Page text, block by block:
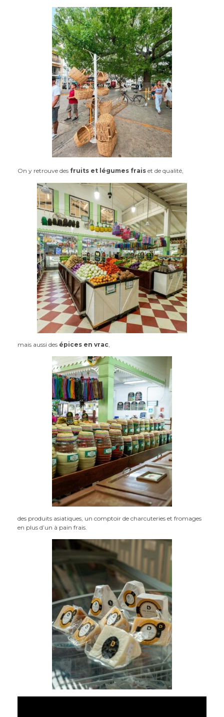
On y retrouve des fruits et légumes frais et de qualité,
mais aussi des épices en vrac
des produits asiatiques, un comptoir de charcuteries et fromages
en plus d’un à pain frais.